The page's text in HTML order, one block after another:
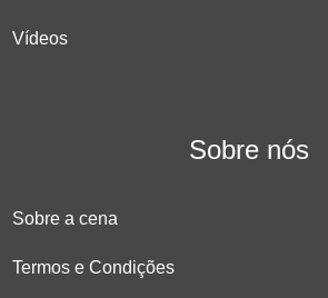
Vídeos
Sobre nós
Sobre a cena
Termos e Condições